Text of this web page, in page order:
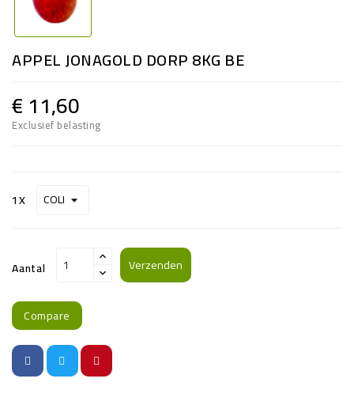
APPEL JONAGOLD DORP 8KG BE
€ 11,60
Exclusief belasting
1X
Aantal Verzenden
Compare